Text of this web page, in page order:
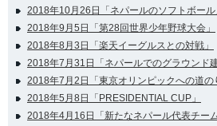
2018年10月26日「ネパールのソフトボール
2018年9月5日「第28回世界少年野球大会」
2018年8月3日「楽天イーグルスとの対戦」
2018年7月31日「ネパールでのグラウンド建
2018年7月2日「東京オリンピックへの道の
2018年5月8日「PRESIDENTIAL CUP」
2018年4月16日「新たなネパール代表チーム